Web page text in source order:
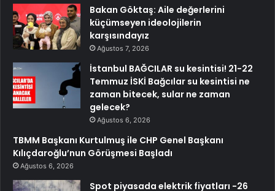
Bakan Göktaş: Aile değerlerini
küçümseyen ideolojilerin
karşısındayız
Ağustos 7, 2026
İstanbul BAĞCILAR su kesintisi! 21-22
Temmuz İSKİ Bağcılar su kesintisi ne
zaman bitecek, sular ne zaman
gelecek?
Ağustos 6, 2026
TBMM Başkanı Kurtulmuş ile CHP Genel Başkanı
Kılıçdaroğlu’nun Görüşmesi Başladı
Ağustos 6, 2026
Spot piyasada elektrik fiyatları -26